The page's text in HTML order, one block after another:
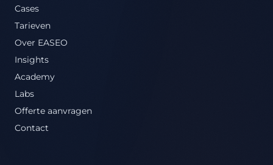
Cases
Tarieven
Over EASEO
Insights
Academy
Labs
Offerte aanvragen
Contact